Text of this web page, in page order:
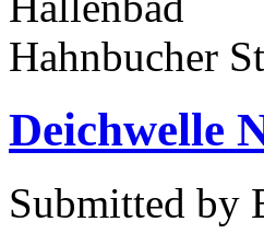
Hahnbucher
Deichwelle
Submitted by